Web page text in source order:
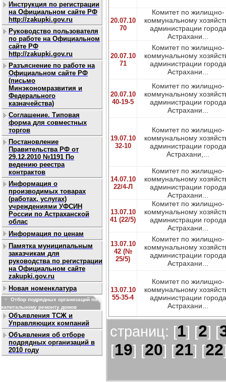
Инструкция по регистрации
на Официальном сайте РФ
http://zakupki.gov.ru
Руководство пользователя
по работе на Официальном
сайте РФ
http://zakupki.gov.ru
Разъяснение по работе на
Официальном сайте РФ
(письмо
Минэкономразвития и
Федерального
казначейства)
Соглашение. Типовая
форма для совместных
торгов
Постановление
Правительства РФ от
29.12.2010 №1191 По
ведению реестра
контрактов
Информация о
производимых товарах
(работах, услугах)
учреждениями УФСИН
России по Астраханской
облас
Информация по ценам
Памятка муниципальным
заказчикам для
руководства по регистрации
на Официальном сайте
zakupki.gov.ru
Новая номенклатура
Отбор подрядных организаций по
капитальному ремонту домов
Объявления ТСЖ и
Управляющих компаний
Объявления об отборе
подрядных организаций в
2010 году
20.07.10
70
Комитет по жилищно-
коммунальному
администрации города
Астрахани...
20.07.10
71
Комитет по жилищно-
коммунальному
администрации города
Астрахани...
20.07.10
40-19-5
Комитет по жилищно-
коммунальному
администрации города
Астрахани...
19.07.10
32-10
Комитет по жилищно-
коммунальному
администрации города
Астрахани,...
14.07.10
22/4-Л
Комитет по жилищно-
коммунальному
администрации города
Астрахани...
13.07.10
41 (22/5)
Комитет по жилищно-
коммунальному
администрации города
Астрахани...
13.07.10
42 (№
25/5)
Комитет по жилищно-
коммунальному
администрации города
Астрахани...
13.07.10
55-35-4
Комитет по жилищно-
коммунальному
администрации города
Астрахани...
страниц: [1] [2] [
[19] [20] [21] [22